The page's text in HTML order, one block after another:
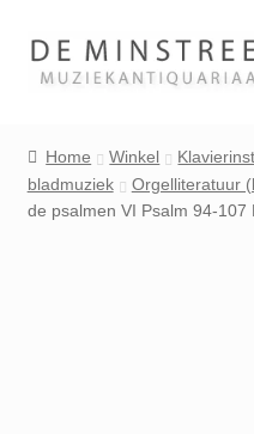
Ga
door
Ga
naar
Contact
Home Winkel
bladmuziek
Orgelliteratuur
de psalmen VI Psalm 94-